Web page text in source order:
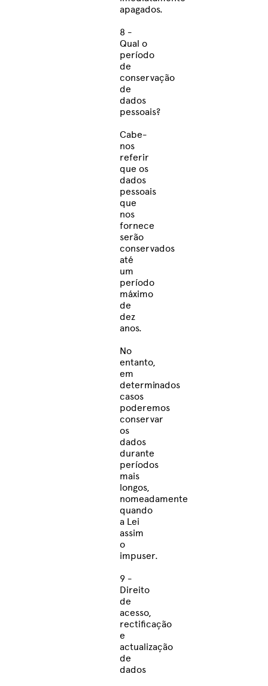
apagados.
8 -
Qual o
período
de
conservação
de
dados
pessoais?
Cabe-
nos
referir
que os
dados
pessoais
que
nos
fornece
serão
conservados
até
um
período
máximo
de
dez
anos.
No
entanto,
em
determinados
casos
poderemos
conservar
os
dados
durante
períodos
mais
longos,
nomeadamente
quando
a Lei
assim
o
impuser.
9 -
Direito
de
acesso,
rectificação
e
actualização
de
dados